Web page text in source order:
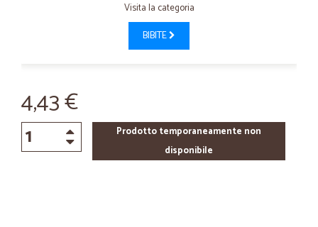
Visita la categoria
BIBITE
4,43 €
Prodotto temporaneamente non
disponibile